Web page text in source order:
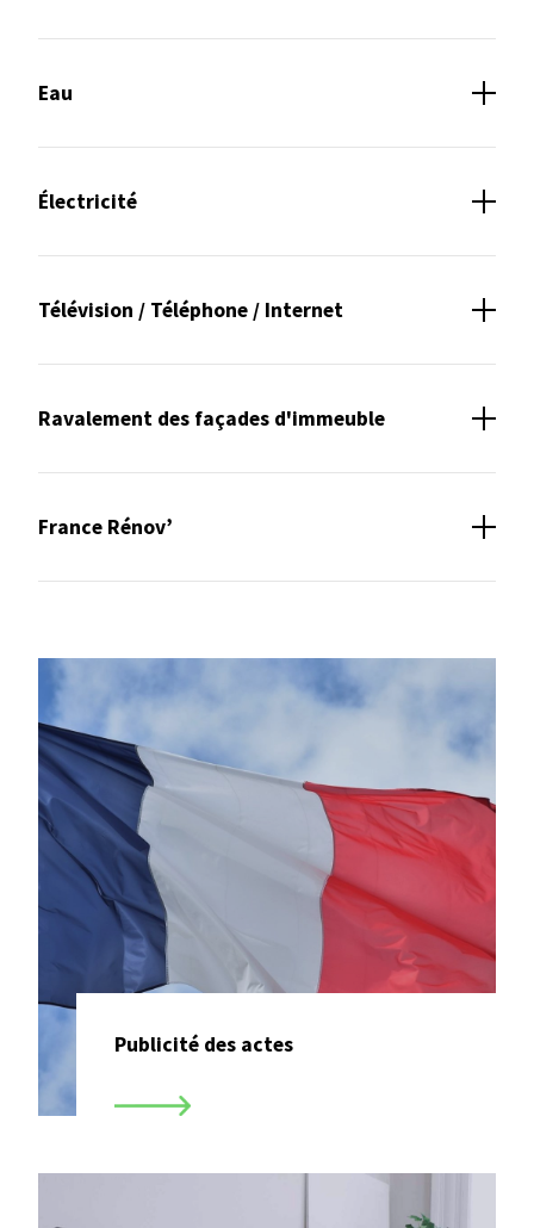
Eau
Électricité
Télévision / Téléphone / Internet
Ravalement des façades d'immeuble
France Rénov’
Publicité des actes